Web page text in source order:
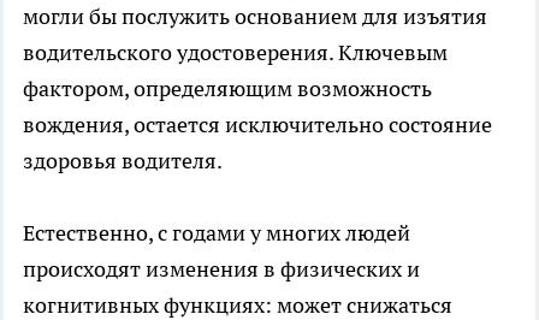
могли бы послужить основанием для изъятия
водительского удостоверения. Ключевым
фактором, определяющим возможность
вождения, остается исключительно состояние
здоровья водителя.
Естественно, с годами у многих людей
происходят изменения в физических и
когнитивных функциях: может снижаться